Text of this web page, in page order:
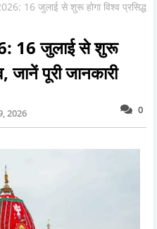
16 जुलाई से शुरू होगा विश्व प्रसिद्ध
16 जुलाई से शुरू
जानें पूरी जानकारी
0
2026